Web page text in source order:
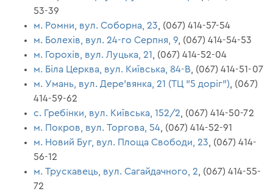
53-39
м. Ромни, вул. Соборна, 23 , (067) 414-57-54
м. Болехів, вул. 24-го Серпня, 9 , (067) 414-54-53
м. Горохів, вул. Луцька, 21
, (067) 414-52-04
м. Біла Церква, вул. Київська, 84-В , (067) 414-51-07
м. Умань, вул. Дере'вянка, 21 (ТЦ "5 доріг") , (067)
414-59-62
с. Гребінки, вул. Київська, 152/2 , (067) 414-50-72
м. Покров, вул. Торгова, 54 , (067) 414-52-91
м. Новий Буг, вул. Площа Свободи, 23 , (067) 414-
56-12
м. Трускавець, вул. Сагайдачного, 2 , (067) 414-55-
72